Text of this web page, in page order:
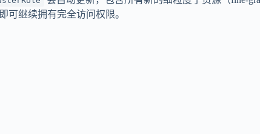
可继续拥有完全访问权限。